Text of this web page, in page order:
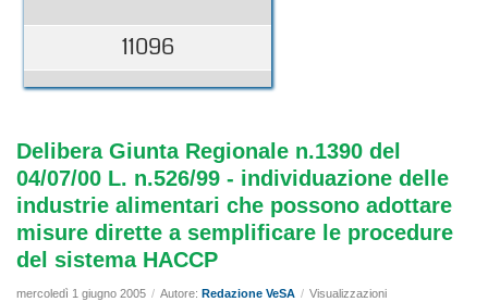
11096
Delibera Giunta Regionale n.1390 del
04/07/00 L. n.526/99 - individuazione delle
industrie alimentari che possono adottare
misure dirette a semplificare le procedure
del sistema HACCP
mercoledì 1 giugno 2005 / Autore: Redazione VeSA / Visualizzazioni